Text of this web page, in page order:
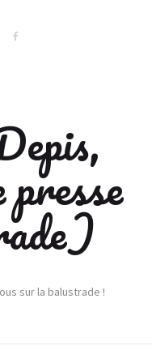
presse
sur la balustrade !